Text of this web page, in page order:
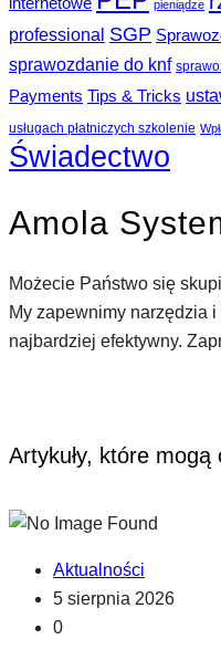
pieniądze
professional SGP
sprawozdanie do knf
Payments Tips & Tricks
usługach płatniczych szkolenie
Świadectwo
Amola
Możecie Państwo się
My zapewnimy narzędzia
najbardziej efektywny.
Artykuły, które
Aktualności
5 sierpnia 2026
0